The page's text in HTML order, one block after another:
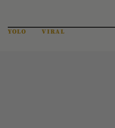
YOLO VIRAL